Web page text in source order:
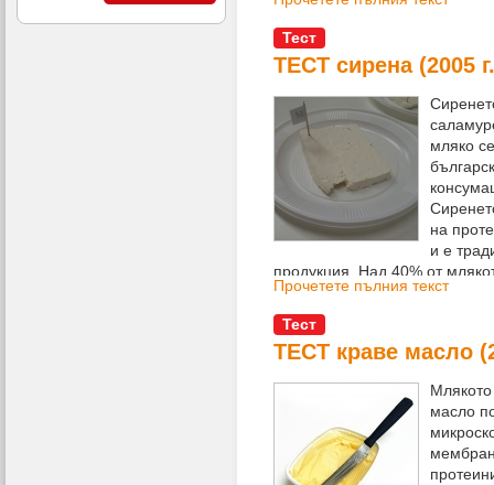
като антиоксидантно и
Lactobacillus bulgaricus
киселият вкус на млякото.
Тест
ТЕСТ сирена (2005
мляко
на
и е
продукция. Над 40% от
страната се преработва в
кашкавали и извара.
Прочетете пълния текст
Тест
ТЕСТ краве масло
масло